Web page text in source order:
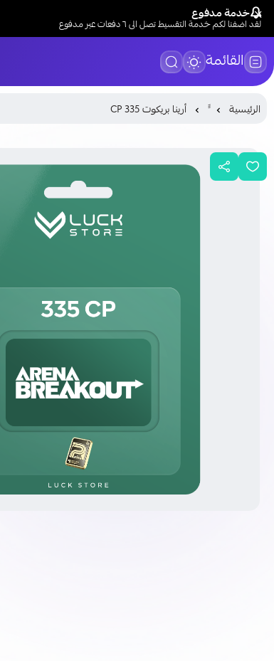
خدمة مدفوع
لقد اضفنا لكم خدمة التقسيط تصل الى ٦ دفعات عبر مدفوع
القائمة
الرئيسية أرينا بريكوت 335 CP